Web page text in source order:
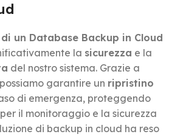
un Database Backup in Cloud
la sicurezza e la
del nostro sistema. Grazie a
garantire un ripristino
di emergenza, proteggendo
il monitoraggio e la sicurezza
di backup in cloud ha reso